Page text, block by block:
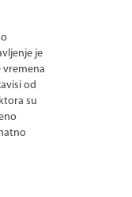
je
vremena
od
su